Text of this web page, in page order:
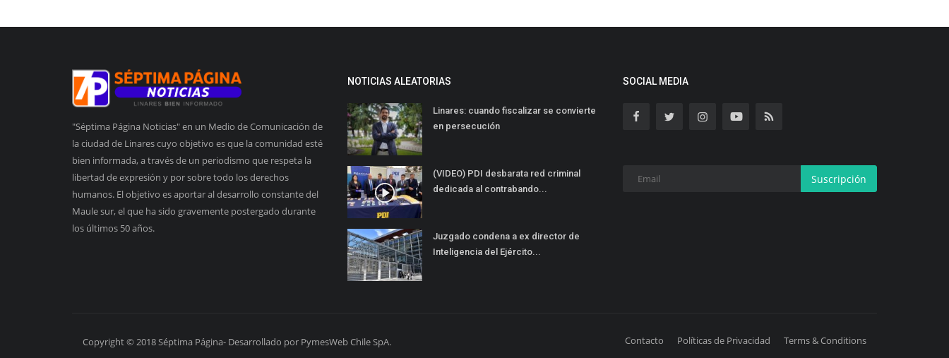
"Séptima Página Noticias" en un Medio de Comunicación de
la ciudad de Linares cuyo objetivo es que la comunidad esté
bien informada, a través de un periodismo que respeta la
libertad de expresión y por sobre todo los derechos
humanos. El objetivo es aportar al desarrollo constante del
Maule sur, el que ha sido gravemente postergado durante
los últimos 50 años.
NOTICIAS ALEATORIAS
Linares: cuando fiscalizar se convierte
en persecución
(VIDEO) PDI desbarata red criminal
dedicada al contrabando...
Juzgado condena a ex director de
Inteligencia del Ejército...
SOCIAL MEDIA
Suscripción
Copyright © 2018 Séptima Página- Desarrollado por PymesWeb Chile SpA. Contacto Políticas de Privacidad Terms & Conditions